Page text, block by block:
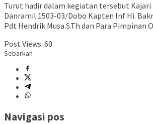
Turut hadir dalam kegiatan tersebut Kajari
Danramil 1503-03/Dobo Kapten Inf Hi.
Pdt Hendrik Musa.S.Th dan Para Pimpinan
Post Views: 60
Sebarkan
Navigasi pos